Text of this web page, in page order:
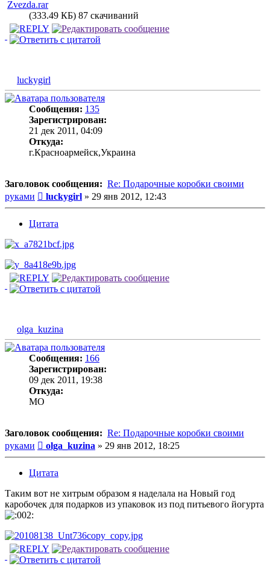
Zvezda.rar
(333.49 КБ) 87 скачиваний
luckygirl
Сообщения: 135
Зарегистрирован:
21 дек 2011, 04:09
Откуда:
г.Красноармейск,Украина
Заголовок сообщения: Re: Подарочные коробки своими
руками
Сообщение
luckygirl » 29 янв 2012, 12:43
Цитата
olga_kuzina
Сообщения: 166
Зарегистрирован:
09 дек 2011, 19:38
Откуда:
MO
Заголовок сообщения: Re: Подарочные коробки своими
руками
Сообщение
olga_kuzina » 29 янв 2012, 18:25
Цитата
Таким вот не хитрым образом я наделала на Новый год
каробочек для подарков из упаковок из под питьевого йогурта